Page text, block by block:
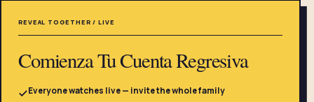
REVEAL TOGETHER / LIVE
Comienza Tu Cuenta Regresiva
Everyone watches live — invite the whole family